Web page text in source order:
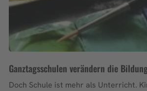
Ganztagsschulen verändern die
Doch Schule ist mehr als Unterricht.